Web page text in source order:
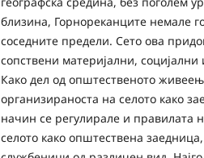
близина, Горнореканците немале
соседните предели. Сето ова
сопствени материјални,
Како дел од општественото
организираноста на селото како
начин се регулирале и правилата
селото како општествена